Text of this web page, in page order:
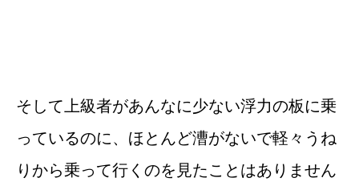
そして上級者があんなに少ない浮力の板に乗
っているのに、ほとんど漕がないで軽々うね
りから乗って行くのを見たことはありません